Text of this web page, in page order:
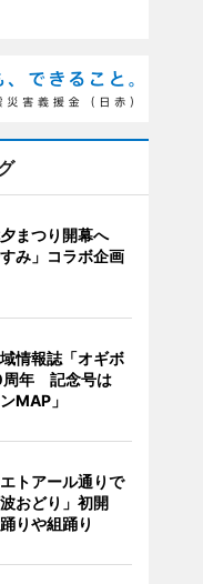
まつり開幕へ
すみ」コラボ企画
情報誌「オギボ
周年 記念号は
MAP」
トアール通りで
波おどり」初開
りや組踊り